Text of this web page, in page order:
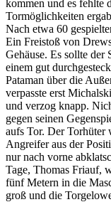
kommen und es
Tormöglichkeiten
Nach etwa 60
Ein Freistoß von
Gehäuse. Es sollte der
einem gut
Pataman über die
verpasste erst
und verzog knapp.
gegen seinen
aufs Tor. Der Torhüter
Angreifer aus der
nur nach vorne
Tage, Thomas Friauf,
fünf Metern in die
groß und die